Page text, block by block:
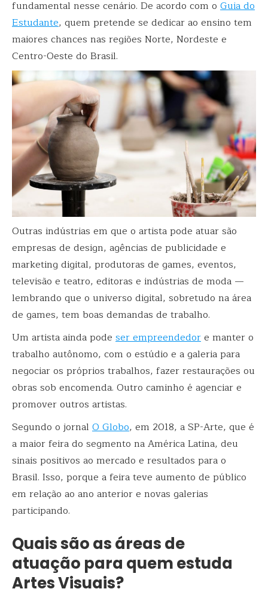
fundamental nesse cenário. De acordo com o Guia do
Estudante, quem pretende se dedicar ao ensino tem
maiores chances nas regiões Norte, Nordeste e
Centro-Oeste do Brasil.
Outras indústrias em que o artista pode atuar são
empresas de design, agências de publicidade e
marketing digital, produtoras de games, eventos,
televisão e teatro, editoras e indústrias de moda —
lembrando que o universo digital, sobretudo na área
de games, tem boas demandas de trabalho.
Um artista ainda pode ser empreendedore manter o
trabalho autônomo, com o estúdio e a galeria para
negociar os próprios trabalhos, fazer restaurações ou
obras sob encomenda. Outro caminho é agenciar e
promover outros artistas.
Segundo o jornal O Globo, em 2018, a SP-Arte, que é
a maior feira do segmento na América Latina, deu
sinais positivos ao mercado e resultados para o
Brasil. Isso, porque a feira teve aumento de público
em relação ao ano anterior e novas galerias
participando.
Quais são as áreas de
atuação para quem estuda
Artes Visuais?